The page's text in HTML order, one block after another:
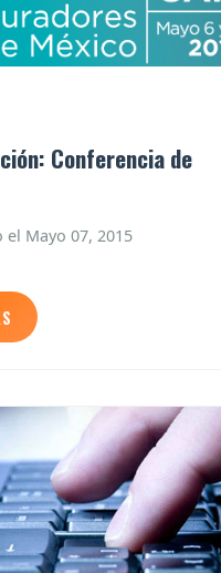
Conferencia de
el Mayo 07, 2015